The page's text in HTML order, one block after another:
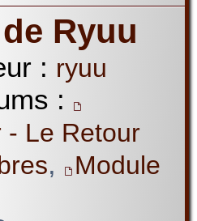
Ryuu
: ryuu
:
- Le Retour
,
Module